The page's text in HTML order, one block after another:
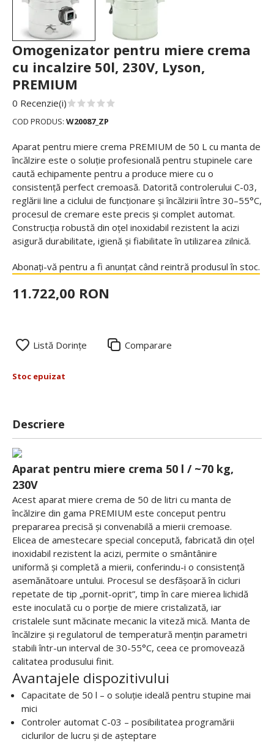
Omogenizator pentru miere crema
cu incalzire 50l, 230V, Lyson,
PREMIUM
0 Recenzie(i)
COD PRODUS: W20087_ZP
Aparat pentru miere crema PREMIUM de 50 L cu manta de
încălzire este o soluție profesională pentru stupinele care
caută echipamente pentru a produce miere cu o
consistență perfect cremoasă. Datorită controlerului C-03,
reglării line a ciclului de funcționare și încălzirii între 30–55°C,
procesul de cremare este precis și complet automat.
Construcția robustă din oțel inoxidabil rezistent la acizi
asigură durabilitate, igienă și fiabilitate în utilizarea zilnică.
Abonați-vă pentru a fi anunțat când reintră produsul în stoc.
11.722,00 RON
Listă Dorințe Comparare
Stoc epuizat
Descriere
Aparat pentru miere crema 50 l / ~70 kg,
230V
Acest aparat miere crema de 50 de litri cu manta de
încălzire din gama PREMIUM este conceput pentru
prepararea precisă și convenabilă a mierii cremoase.
Elicea de amestecare special concepută, fabricată din oțel
inoxidabil rezistent la acizi, permite o smântânire
uniformă și completă a mierii, conferindu-i o consistență
asemănătoare untului. Procesul se desfășoară în cicluri
repetate de tip „pornit-oprit”, timp în care mierea lichidă
este inoculată cu o porție de miere cristalizată, iar
cristalele sunt măcinate mecanic la viteză mică. Manta de
încălzire și regulatorul de temperatură mențin parametri
stabili într-un interval de 30-55°C, ceea ce promovează
calitatea produsului finit.
Avantajele dispozitivului
Capacitate de 50 l – o soluție ideală pentru stupine mai
mici
Controler automat C-03 – posibilitatea programării
ciclurilor de lucru și de așteptare